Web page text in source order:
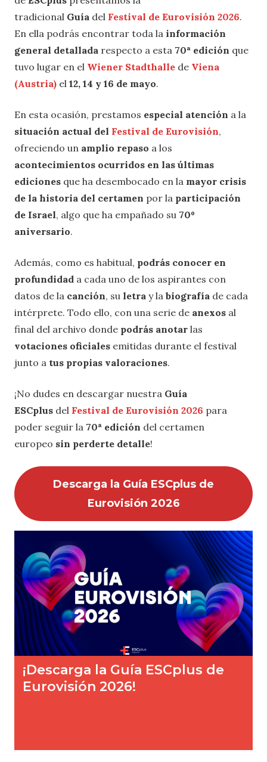
tradicional Guía del Festival de Eurovisión 2026.
En ella podrás encontrar toda la información
general detallada respecto a esta 70ª edición que
tuvo lugar en el Wiener Stadthalle de Viena
(Austria) el 12, 14 y 16 de mayo.
En esta ocasión, prestamos especial atención a la
situación actual del Festival de Eurovisión,
ofreciendo un amplio repaso a los
acontecimientos ocurridos en las últimas
ediciones que ha desembocado en la mayor crisis
de la historia del certamen por la participación
de Israel, algo que ha empañado su 70º
aniversario.
Además, como es habitual, podrás conocer en
profundidad a cada uno de los aspirantes con
datos de la canción, su letra y la biografía de cada
intérprete. Todo ello, con una serie de anexos al
final del archivo donde podrás anotar las
votaciones oficiales emitidas durante el festival
junto a tus propias valoraciones.
¡No dudes en descargar nuestra Guía
ESCplus del Festival de Eurovisión 2026 para
poder seguir la 70ª edición del certamen
europeo sin perderte detalle!
Descarga la Guía ESCplus de
Eurovisión 2026